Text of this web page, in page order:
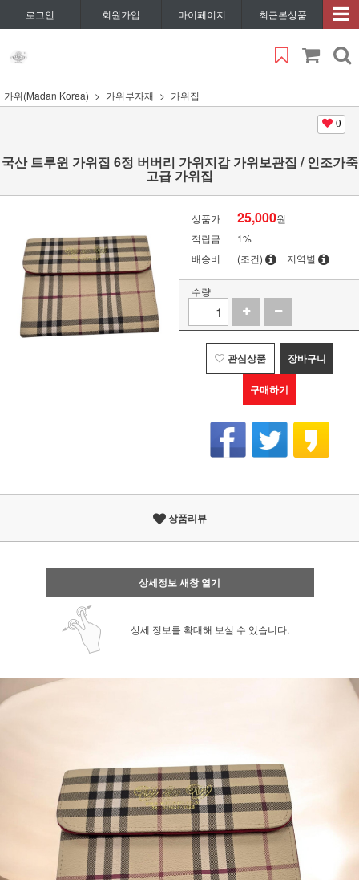
로그인 회원가입 마이페이지 최근본상품
가위(Madan Korea) 가위부자재 가위집
0
국산 트루윈 가위집 6정 버버리 가위지갑 가위보관집 / 인조가죽
고급 가위집
상품가 25,000원
적립금
1%
배송비
(조건) 지역별
수량
관심상품 장바구니
구매하기
상품리뷰
상세정보 새창 열기
상세 정보를 확대해 보실 수 있습니다.